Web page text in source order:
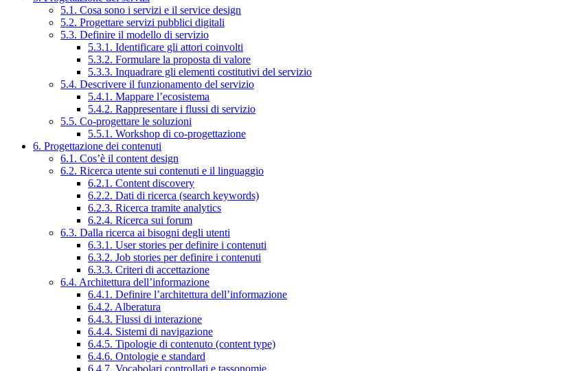
5.1. Cosa sono i servizi e il service design
5.2. Progettare servizi pubblici digitali
5.3. Definire il modello di servizio
5.3.1. Identificare gli attori coinvolti
5.3.2. Formulare la proposta di valore
5.3.3. Inquadrare gli elementi costitutivi del servizio
5.4. Descrivere il funzionamento del servizio
5.4.1. Mappare l’ecosistema
5.4.2. Rappresentare i flussi di servizio
5.5. Co-progettare le soluzioni
5.5.1. Workshop di co-progettazione
6. Progettazione dei contenuti
6.1. Cos’è il content design
6.2. Ricerca utente sui contenuti e il linguaggio
6.2.1. Content discovery
6.2.2. Dati di ricerca (search keywords)
6.2.3. Ricerca tramite analytics
6.2.4. Ricerca sui forum
6.3. Dalla ricerca ai bisogni degli utenti
6.3.1. User stories per definire i contenuti
6.3.2. Job stories per definire i contenuti
6.3.3. Criteri di accettazione
6.4. Architettura dell’informazione
6.4.1. Definire l’architettura dell’informazione
6.4.2. Alberatura
6.4.3. Flussi di interazione
6.4.4. Sistemi di navigazione
6.4.5. Tipologie di contenuto (content type)
6.4.6. Ontologie e standard
6.4.7. Vocabolari controllati e tassonomie